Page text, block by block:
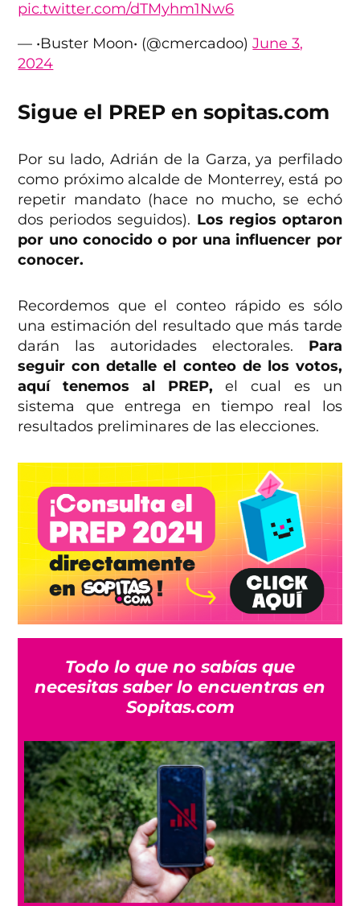
pic.twitter.com/dTMyhm1Nw6
— •Buster Moon• (@cmercadoo)June 3,
2024
Sigue el PREP en sopitas.com
Por su lado, Adrián de la Garza, ya perfilado
como próximo alcalde de Monterrey, está po
repetir mandato (hace no mucho, se echó
dos periodos seguidos). Los regios optaron
por uno conocido o por una influencer por
conocer.
Recordemos que el conteo rápido es sólo
una estimación del resultado que más tarde
darán las autoridades electorales. Para
seguir con detalle el conteo de los votos,
aquí tenemos al PREP,el cual es un
sistema que entrega en tiempo real los
resultados preliminares de las elecciones.
Todo lo que no sabías que
necesitas saber lo encuentras en
Sopitas.com